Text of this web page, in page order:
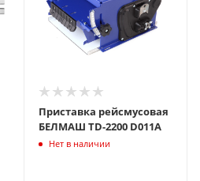
Приставка рейсмусовая
БЕЛМАШ TD-2200 D011A
Нет в наличии